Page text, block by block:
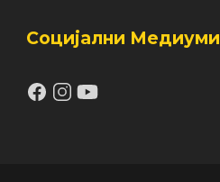
Социјални Медиуми